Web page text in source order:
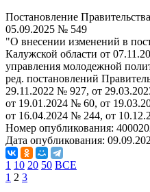
Постановление
05.09.2025 № 549
"О внесении изменений в
Калужской области от
управления молодежной
ред. постановлений
29.11.2022 № 927, от
от 19.01.2024 № 60, от
от 16.04.2024 № 244, от
Номер опубликования:
Дата опубликования:
1 10 20 50 ВСЕ
1 2 3